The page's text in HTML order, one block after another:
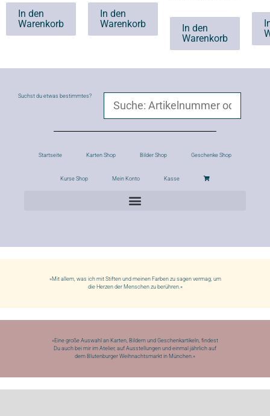
In den
Warenkorb
In den
Warenkorb
In den
Warenkorb
Suchst du etwas bestimmtes?
Startseite Karten Shop Bilder Shop Geschenke Shop
Kurse Shop Mein Konto Kasse
»Mit allem, was ich mit Stiften und meinen Farben zu sagen vermag, um
die Herzen der Menschen zu berühren.«
»Eine große Auswahl an Karten, Bildern und Geschenkartikeln, findest
Du auch bei mir im Atelier, auf Ausstellungen und einmal jährlich auf
dem Blutenburger Weihnachtsmarkt in München.«